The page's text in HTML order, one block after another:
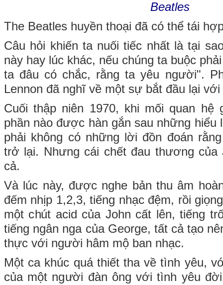
Beatles
The Beatles huyền thoại đã có thể tái
Câu hỏi khiến ta nuối tiếc nhất là tại
này hay lúc khác, nếu chúng ta buộc
ta đâu có chắc, rằng ta yêu người".
Lennon đã nghĩ về một sự bắt đầu lại
Cuối thập niên 1970, khi mối quan hệ
phần nào được hàn gắn sau những hiểu
phải không có những lời đồn đoán
trở lại. Nhưng cái chết đau thương của
cả.
Và lúc này, được nghe bản thu âm
đếm nhịp 1,2,3, tiếng nhạc đệm, rồi
một chút acid của John cất lên, tiếng
tiếng ngân nga của George, tất cả tạo
thực với người hâm mộ ban nhạc.
Một ca khúc quá thiết tha về tình yêu,
của một người đàn ông với tình yêu